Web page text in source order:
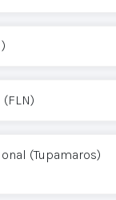
(Tupamaros)